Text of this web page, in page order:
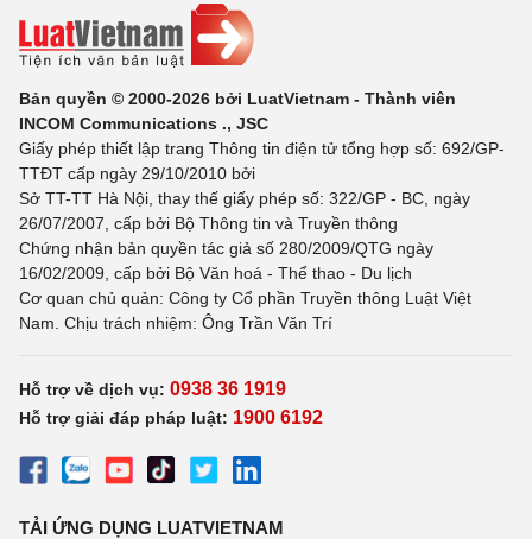
Bản quyền © 2000-2026 bởi LuatVietnam - Thành viên
INCOM Communications ., JSC
Giấy phép thiết lập trang Thông tin điện tử tổng hợp số: 692/GP-
TTĐT cấp ngày 29/10/2010 bởi
Sở TT-TT Hà Nội, thay thế giấy phép số: 322/GP - BC, ngày
26/07/2007, cấp bởi Bộ Thông tin và Truyền thông
Chứng nhận bản quyền tác giả số 280/2009/QTG ngày
16/02/2009, cấp bởi Bộ Văn hoá - Thể thao - Du lịch
Cơ quan chủ quản: Công ty Cổ phần Truyền thông Luật Việt
Nam. Chịu trách nhiệm: Ông Trần Văn Trí
Hỗ trợ về dịch vụ: 0938 36 1919
Hỗ trợ giải đáp pháp luật: 1900 6192
TẢI ỨNG DỤNG LUATVIETNAM